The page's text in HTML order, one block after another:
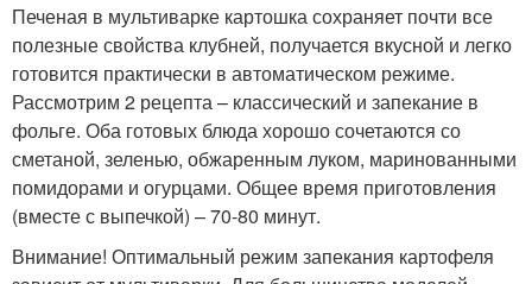
Печеная в мультиварке картошка сохраняет почти все
полезные свойства клубней, получается вкусной и легко
готовится практически в автоматическом режиме.
Рассмотрим 2 рецепта – классический и запекание в
фольге. Оба готовых блюда хорошо сочетаются со
сметаной, зеленью, обжаренным луком, маринованными
помидорами и огурцами. Общее время приготовления
(вместе с выпечкой) – 70-80 минут.
Внимание! Оптимальный режим запекания картофеля